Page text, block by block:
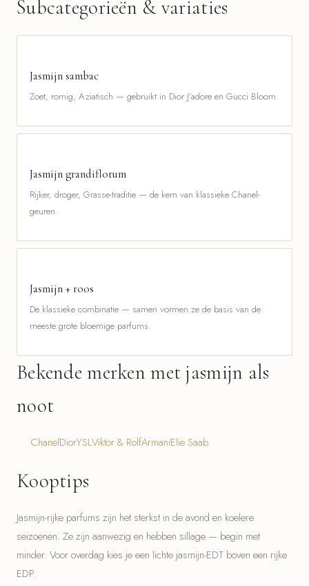
Subcategorieën & variaties
Jasmijn sambac
Zoet, romig, Aziatisch — gebruikt in Dior J'adore en Gucci Bloom.
Jasmijn grandiflorum
Rijker, droger, Grasse-traditie — de kern van klassieke Chanel-
geuren.
Jasmijn + roos
De klassieke combinatie — samen vormen ze de basis van de
meeste grote bloemige parfums.
Bekende merken met jasmijn als
noot
ChanelDiorYSLViktor & RolfArmaniElie Saab
Kooptips
Jasmijn-rijke parfums zijn het sterkst in de avond en koelere
seizoenen. Ze zijn aanwezig en hebben sillage — begin met
minder. Voor overdag kies je een lichte jasmijn-EDT boven een rijke
EDP.